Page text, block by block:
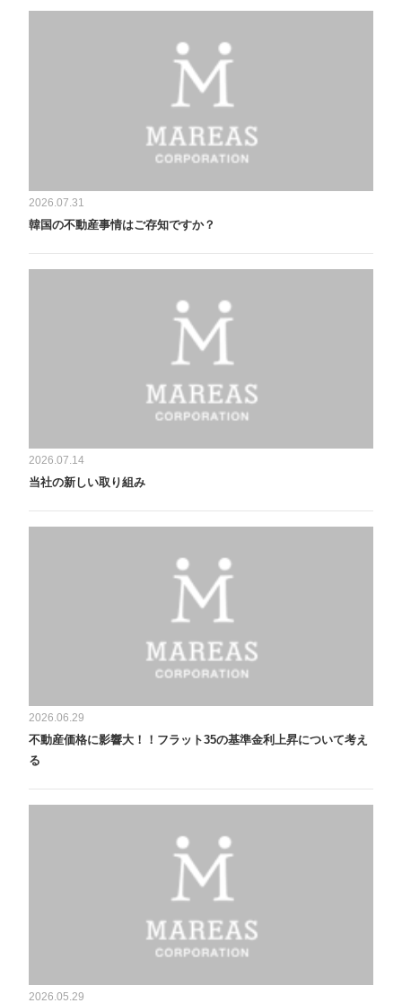
2026.07.31
韓国の不動産事情はご存知ですか？
2026.07.14
当社の新しい取り組み
2026.06.29
不動産価格に影響大！！フラット35の基準金利上昇について考え
る
2026.05.29